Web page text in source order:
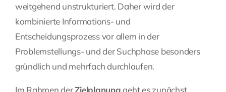
weitgehend unstrukturiert. Daher wird der
kombinierte Informations- und
Entscheidungsprozess vor allem in der
Problemstellungs- und der Suchphase besonders
gründlich und mehrfach durchlaufen.
Im Rahmen derZielplanunggeht es zunächst